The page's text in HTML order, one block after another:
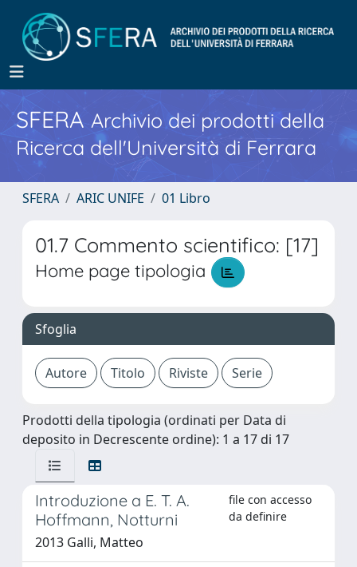
SFERA Archivio dei prodotti della
Ricerca dell'Università di Ferrara
SFERA ARIC UNIFE 01 Libro
01.7 Commento scientifico: [17]
Home page tipologia
Sfoglia
Prodotti della tipologia (ordinati per Data di
deposito in Decrescente ordine): 1 a 17 di 17
Introduzione a E. T. A.
Hoffmann, Notturni
file con accesso
da definire
2013 Galli, Matteo